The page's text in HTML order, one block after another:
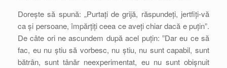
Dorește să spună: „Purtați de grijă, răspundeți, jertfiți-vă
ca și persoane, împărțiți ceea ce aveți chiar dacă e puțin”.
De câte ori ne ascundem după acel puțin: ”Dar eu ce să
fac, eu nu știu să vorbesc, nu știu, nu sunt capabil, sunt
bătrân, sunt tânăr neexperimentat, eu nu sunt obișnuit